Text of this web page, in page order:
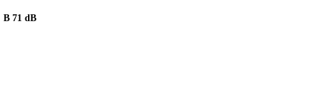
B 71 dB